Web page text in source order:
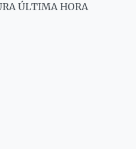
ÚLTIMA HORA